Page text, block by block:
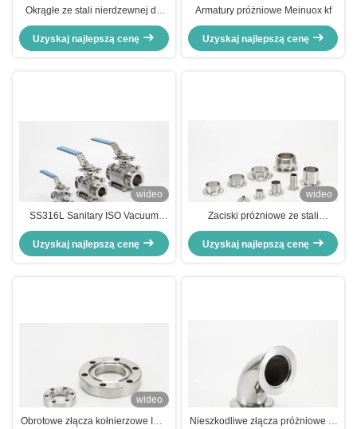
Okrągłe ze stali nierdzewnej do
próżni ISO KF, elektropolerowane
dla idealnego połączenia
Uzyskaj najlepszą cenę
Armatury próżniowe Meinuox kf
Uzyskaj najlepszą cenę
wideo
SS316L Sanitary ISO Vacuum
Fittings, 3PC zawór kulkowy ze
stali nierdzewnej
Uzyskaj najlepszą cenę
wideo
Zaciski próżniowe ze stali
nierdzewnej 25 Iso Kf, spawane
połączenie kołnierzowe
próżniowe
Uzyskaj najlepszą cenę
wideo
Obrotowe złącza kołnierzowe ISO
Nieszkodliwe złącza próżniowe Kf